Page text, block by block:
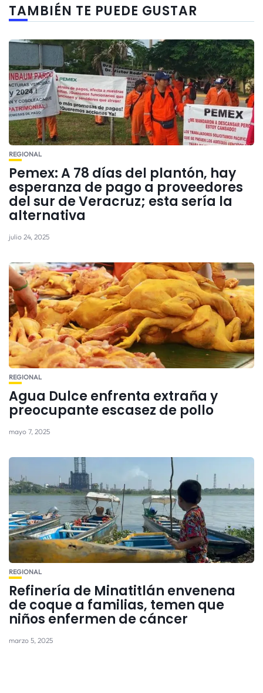
TAMBIÉN TE PUEDE GUSTAR
REGIONAL
Pemex: A 78 días del plantón, hay
esperanza de pago a proveedores
del sur de Veracruz; esta sería la
alternativa
julio 24, 2025
REGIONAL
Agua Dulce enfrenta extraña y
preocupante escasez de pollo
mayo 7, 2025
REGIONAL
Refinería de Minatitlán envenena
de coque a familias, temen que
niños enfermen de cáncer
marzo 5, 2025